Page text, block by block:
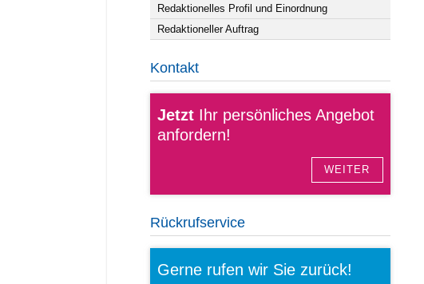
Redaktionelles Profil und Einordnung
Redaktioneller Auftrag
Kontakt
Jetzt Ihr persönliches Angebot
anfordern!
WEITER
Rückrufservice
Gerne rufen wir Sie zurück!